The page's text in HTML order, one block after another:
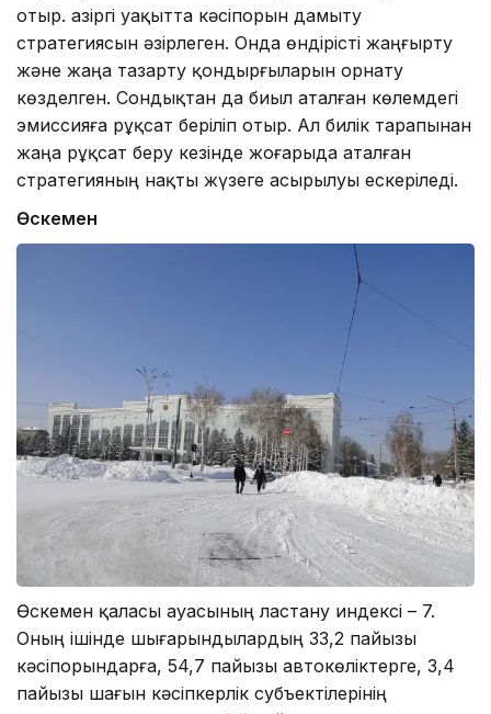
отыр. Қазіргі уақытта кәсіпорын дамыту
стратегиясын әзірлеген. Онда өндірісті жаңғырту
және жаңа тазарту қондырғыларын орнату
көзделген. Сондықтан да биыл аталған көлемдегі
эмиссияға рұқсат беріліп отыр. Ал билік тарапынан
жаңа рұқсат беру кезінде жоғарыда аталған
стратегияның нақты жүзеге асырылуы ескеріледі.
Өскемен
Өскемен қаласы ауасының ластану индексі – 7.
Оның ішінде шығарындылардың 33,2 пайызы
кәсіпорындарға, 54,7 пайызы автокөліктерге, 3,4
пайызы шағын кәсіпкерлік субъектілерінің